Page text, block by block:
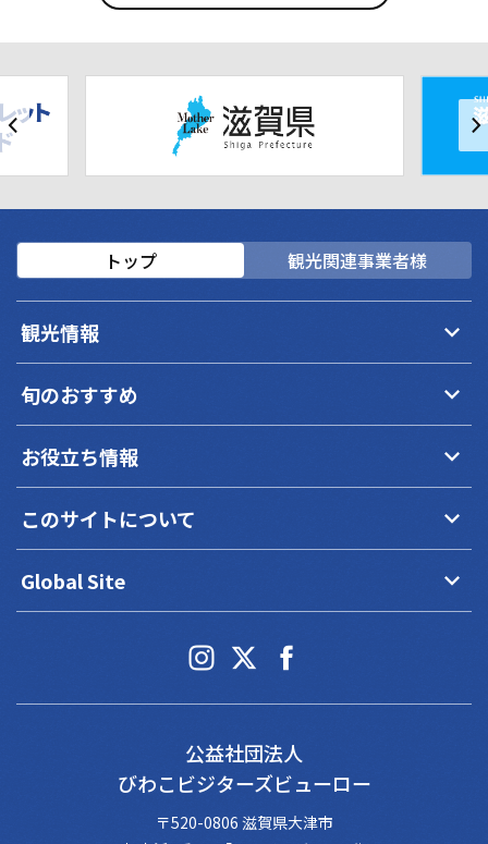
トップ 観光関連事業者様
観光情報 keyboard_arrow_down
旬のおすすめ keyboard_arrow_down
お役立ち情報 keyboard_arrow_down
このサイトについて keyboard_arrow_down
Global Site keyboard_arrow_down
公益社団法人
びわこビジターズビューロー
〒520-0806 滋賀県大津市